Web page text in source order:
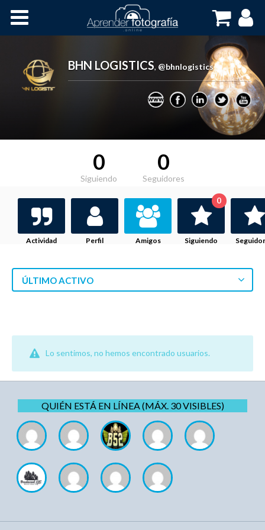
BHN LOGISTICS, @bhnlogistics
0
Siguiendo
0
Seguidores
Actividad Perfil Amigos Siguiendo
0
ÚLTIMO ACTIVO
Lo sentimos, no hemos encontrado usuarios.
QUIÉN ESTÁ EN LÍNEA (MÁX. 30 VISIBLES)